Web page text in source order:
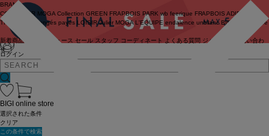
ログイン
BRAND
COUTURIER MOGA Collection GREEN FRAPBOIS PARK wb feerique FRAPBOIS ADIEU
TRISTESSE
congés payés LOISIR Julier MOGA L'EQUIPE endalence unbilanc BIGI online store
新着商品 ニュース セール スタッフ コーディネート よくある質問 ジャーナル
お問い合わ
せ
BIGI online store
選択された条件
クリア
この条件で検索